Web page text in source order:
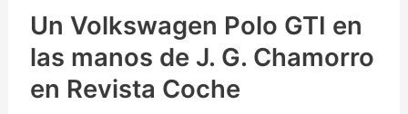
Un Volkswagen Polo GTI en
las manos de J. G. Chamorro
en Revista Coche